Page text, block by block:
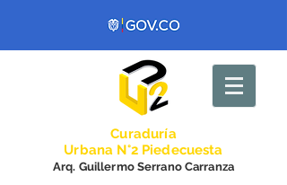
Curaduría
Urbana N°2 Piedecuesta
Arq. Guillermo Serrano Carranza